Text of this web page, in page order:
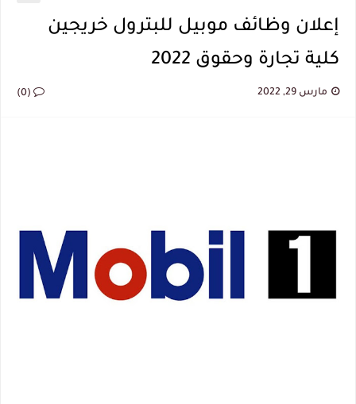
إعلان وظائف موبيل للبترول خريجين
كلية تجارة وحقوق 2022
مارس 29, 2022 (0)